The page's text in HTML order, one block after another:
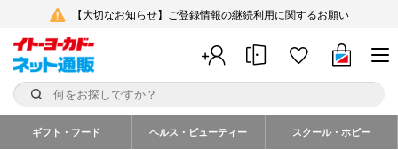
【大切なお知らせ】ご登録情報の継続利用に関するお願い
ギフト・フード ヘルス・ビューティー スクール・ホビー